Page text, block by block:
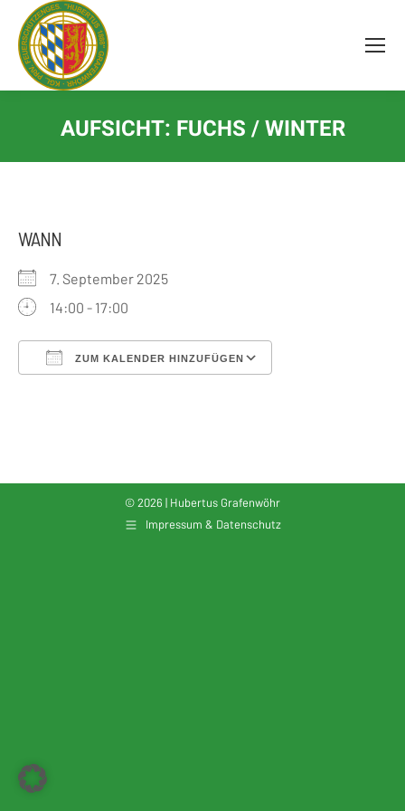
springen
AUFSICHT: FUCHS / WINTER
WANN
7. September 2025
14:00 - 17:00
ZUM KALENDER HINZUFÜGEN
© 2026 | Hubertus Grafenwöhr
Impressum & Datenschutz